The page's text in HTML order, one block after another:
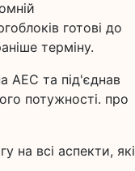
готові до
терміну.
АЕС та під'єднав
потужності. про
на всі аспекти, які